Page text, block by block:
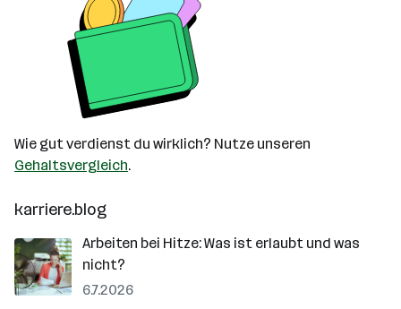
Wie gut verdienst du wirklich? Nutze unseren
Gehaltsvergleich.
karriere.blog
Arbeiten bei Hitze: Was ist erlaubt und was
nicht?
6.7.2026